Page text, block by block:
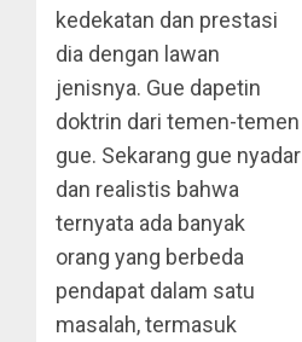
kedekatan dan prestasi
dia dengan lawan
jenisnya. Gue dapetin
doktrin dari temen-temen
gue. Sekarang gue nyadar
dan realistis bahwa
ternyata ada banyak
orang yang berbeda
pendapat dalam satu
masalah, termasuk